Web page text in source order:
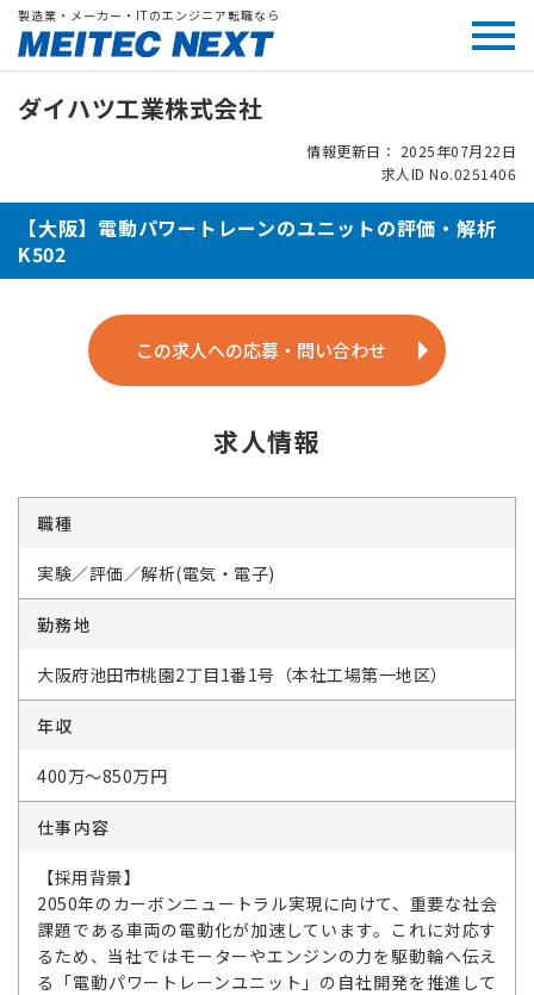
製造業・メーカー・ITのエンジニア転職なら
ダイハツ工業株式会社
情報更新日： 2025年07月22日
求人ID No.0251406
【大阪】電動パワートレーンのユニットの評価・解析
K502
この求人への応募・問い合わせ
求人情報
職種
実験／評価／解析(電気・電子)
勤務地
大阪府池田市桃園2丁目1番1号（本社工場第一地区）
年収
400万～850万円
仕事内容
【採用背景】
2050年のカーボンニュートラル実現に向けて、重要な社会
課題である車両の電動化が加速しています。これに対応す
るため、当社ではモーターやエンジンの力を駆動輪へ伝え
る「電動パワートレーンユニット」の自社開発を推進して